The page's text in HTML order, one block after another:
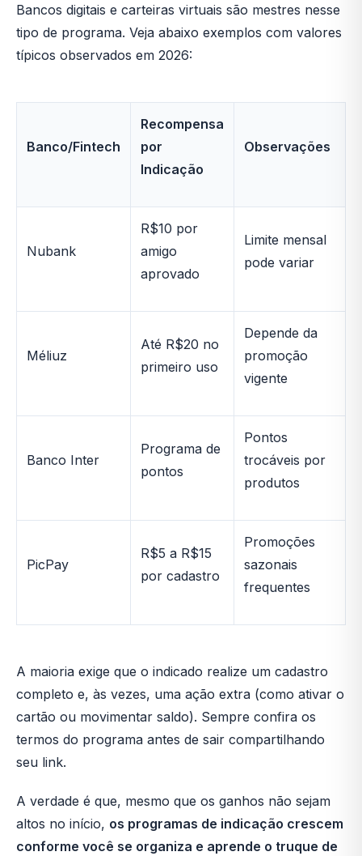
Bancos digitais e carteiras virtuais são mestres nesse
tipo de programa. Veja abaixo exemplos com valores
típicos observados em 2026:
Banco/Fintech
Recompensa
por
Indicação
Observações
Nubank
R$10 por
amigo
aprovado
Limite mensal
pode variar
Méliuz
Até R$20 no
primeiro uso
Depende da
promoção
vigente
Banco Inter
Programa de
pontos
Pontos
trocáveis por
produtos
PicPay
R$5 a R$15
por cadastro
Promoções
sazonais
frequentes
A maioria exige que o indicado realize um cadastro
completo e, às vezes, uma ação extra (como ativar o
cartão ou movimentar saldo). Sempre confira os
termos do programa antes de sair compartilhando
seu link.
A verdade é que, mesmo que os ganhos não sejam
altos no início, os programas de indicação crescem
conforme você se organiza e aprende o truque de